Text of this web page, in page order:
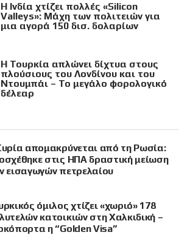
Η Ινδία χτίζει πολλές «Silicon
Valleys»: Μάχη των πολιτειών για
μια αγορά 150 δισ. δολαρίων
Η Τουρκία απλώνει δίχτυα στους
πλούσιους του Λονδίνου και του
Ντουμπάι – Το μεγάλο φορολογικό
δέλεαρ
απομακρύνεται από τη Ρωσία:
στις ΗΠΑ δραστική μείωση
εισαγωγών πετρελαίου
όμιλος χτίζει «χωριό» 178
κατοικιών στη Χαλκιδική –
η “Golden Visa”